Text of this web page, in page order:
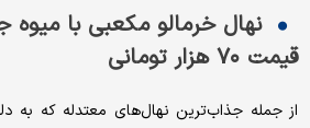
نهال خرمالو مکعبی با
قیمت ۷۰ هزار تومانی
از جمله جذاب‌ترین نهال‌های معتدله که به